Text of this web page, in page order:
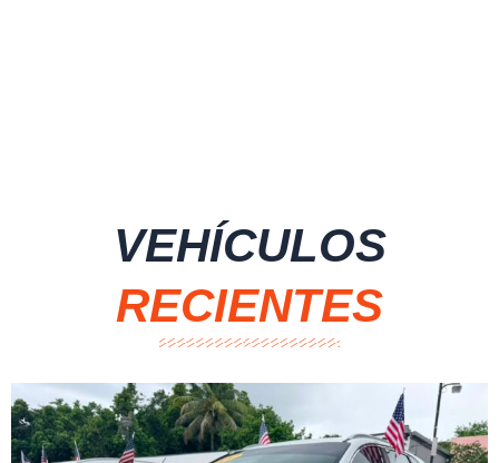
VEHÍCULOS
RECIENTES